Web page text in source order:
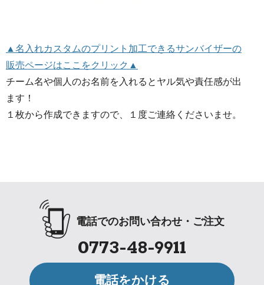
▲名入れカスタムのプリント加工できるサンバイザーの
販売ページはここをクリック▲
チーム名や個人のお名前を入れるとヤル気や責任感が出
ます！
１枚から作成できますので、１度ご連絡くださいませ。
電話でのお問い合わせ・ご注文
0773-48-9911
電話をかける